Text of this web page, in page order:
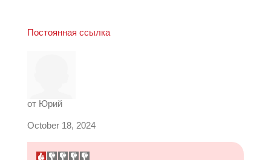
Постоянная ссылка
от Юрий
October 18, 2024